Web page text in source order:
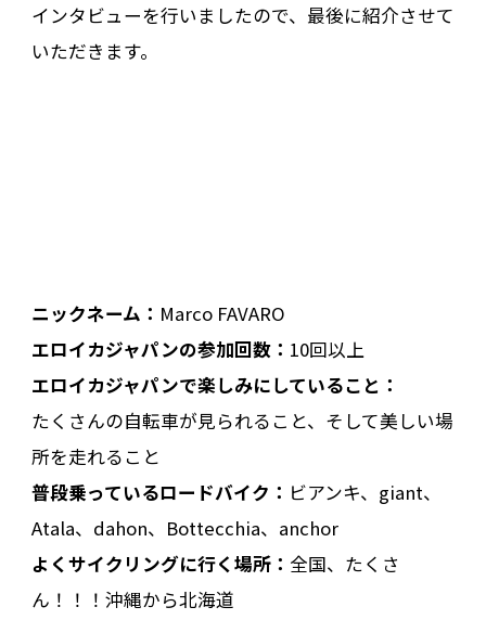
インタビューを行いましたので、最後に紹介させて
いただきます。
ニックネーム： Marco FAVARO
エロイカジャパンの参加回数： 10回以上
エロイカジャパンで楽しみにしていること：
たくさんの自転車が見られること、そして美しい場
所を走れること
普段乗っているロードバイク： ビアンキ、giant、
Atala、dahon、Bottecchia、anchor
よくサイクリングに行く場所： 全国、たくさ
ん！！！沖縄から北海道